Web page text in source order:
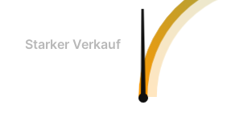
Starker Verkauf